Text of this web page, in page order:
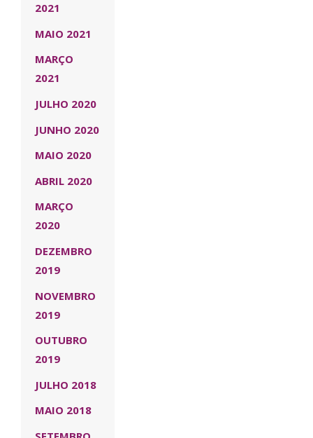
2021
MAIO 2021
MARÇO
2021
JULHO 2020
JUNHO 2020
MAIO 2020
ABRIL 2020
MARÇO
2020
DEZEMBRO
2019
NOVEMBRO
2019
OUTUBRO
2019
JULHO 2018
MAIO 2018